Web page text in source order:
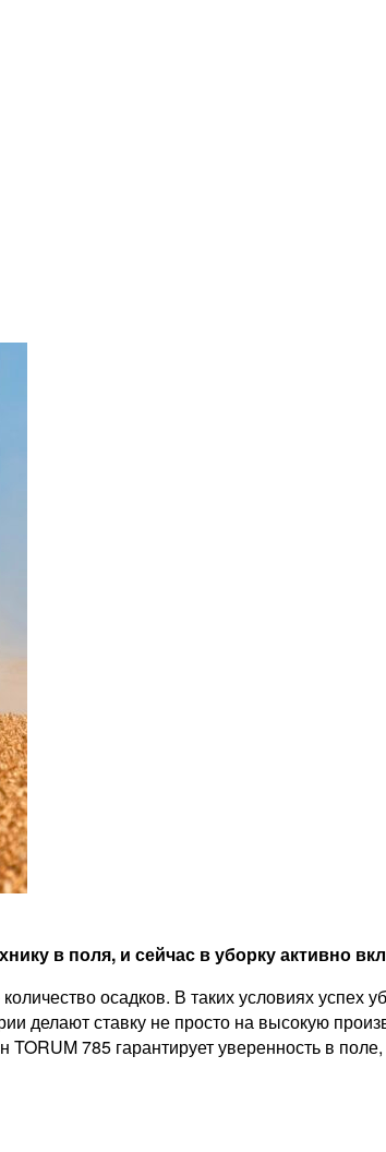
в поля, и сейчас в уборку активно
осадков. В таких условиях успех
делают ставку не просто на высокую
785 гарантирует уверенность в поле,